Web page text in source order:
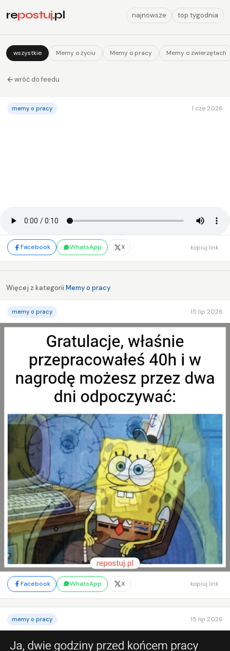
repostuj.pl najnowsze top tygodnia
wszystkie Memy o życiu Memy o pracy Memy o zwierzętach
wróć do feedu
memy o pracy 1 cze 2026
Facebook WhatsApp X kopiuj link
Więcej z kategorii Memy o pracy
memy o pracy 15 lip 2026
Facebook WhatsApp X kopiuj link
memy o pracy 15 lip 2026